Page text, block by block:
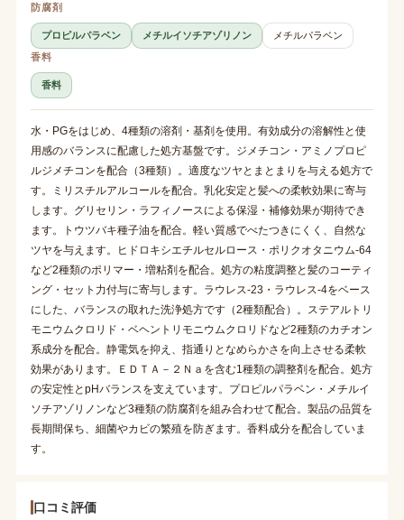
防腐剤
プロピルパラベン メチルイソチアゾリノン
メチルパラベン
香料
香料
水・PGをはじめ、4種類の溶剤・基剤を使用。有効成分の溶解性と使
用感のバランスに配慮した処方基盤です。ジメチコン・アミノプロピ
ルジメチコンを配合（3種類）。適度なツヤとまとまりを与える処方で
す。ミリスチルアルコールを配合。乳化安定と髪への柔軟効果に寄与
します。グリセリン・ラフィノースによる保湿・補修効果が期待でき
ます。トウツバキ種子油を配合。軽い質感でべたつきにくく、自然な
ツヤを与えます。ヒドロキシエチルセルロース・ポリクオタニウム-64
など2種類のポリマー・増粘剤を配合。処方の粘度調整と髪のコーティ
ング・セット力付与に寄与します。ラウレス-23・ラウレス-4をベース
にした、バランスの取れた洗浄処方です（2種類配合）。ステアルトリ
モニウムクロリド・ベヘントリモニウムクロリドなど2種類のカチオン
系成分を配合。静電気を抑え、指通りとなめらかさを向上させる柔軟
効果があります。ＥＤＴＡ－２Ｎａを含む1種類の調整剤を配合。処方
の安定性とpHバランスを支えています。プロピルパラベン・メチルイ
ソチアゾリノンなど3種類の防腐剤を組み合わせて配合。製品の品質を
長期間保ち、細菌やカビの繁殖を防ぎます。香料成分を配合していま
す。
口コミ評価